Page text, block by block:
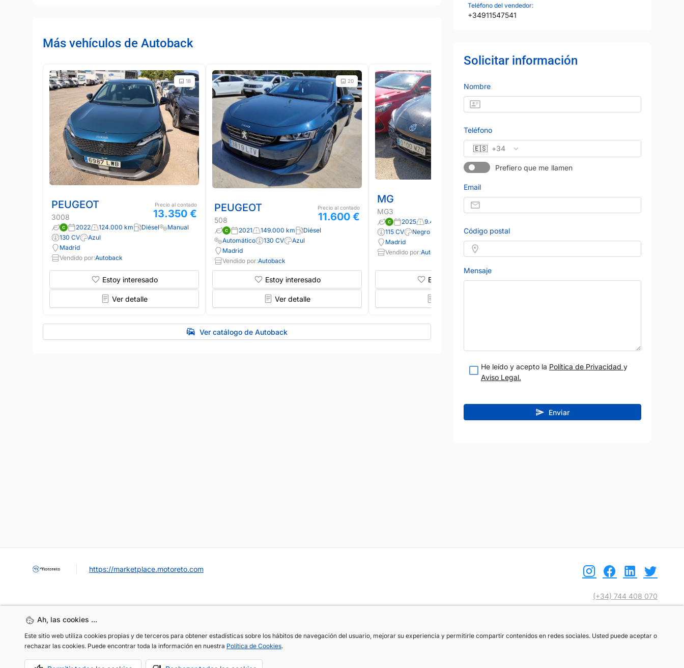
Más vehículos de Autoback
18
PEUGEOT
3008
Precio al contado
13.350 €
2022 124.000 km Diésel
Manual
130 CV
Azul
Madrid
Vendido por:Autoback
Estoy interesado
Ver detalle
20
PEUGEOT
508
Precio al contado
11.600 €
2021 149.000 km
Diésel
Automático
130 CV
Azul
Madrid
Vendido por:Autoback
Estoy interesado
Ver detalle
MG
MG3
Precio al contado
2025 9.400 km
115 CV
Negro
Madrid
Vendido por:Autoback
Estoy interesado
14.400
Vendido por:Autoback
Estoy interesado
Ver catálogo de Autoback
Teléfono del vendedor:
+34911547541
Solicitar información
Nombre
Teléfono
🇪🇸 +34
Prefiero que me llamen
Email
Código postal
Mensaje
He leído y acepto la Política de Privacidad y
Aviso Legal.
Enviar
Ah, las cookies ...
Este sitio web utiliza cookies propias y de terceros para obtener estadísticas sobre los hábitos de navegación del usuario, mejorar su experiencia y permitirle compartir contenidos en redes sociales. Usted puede aceptar o
rechazar las cookies. Puede encontrar toda la información en nuestra Política de Cookies.
Ah, las cookies ...
Este sitio web utiliza cookies propias y de terceros para obtener estadísticas sobre los hábitos de navegación del usuario, mejorar su experiencia y permitirle compartir contenidos en redes sociales. Usted puede aceptar o
rechazar las cookies. Puede encontrar toda la información en nuestra Política de Cookies.
https://marketplace.motoreto.com
(+34) 744 408 070
OCASIÓN / KM0 VENDER MI COCHE CONTACTO